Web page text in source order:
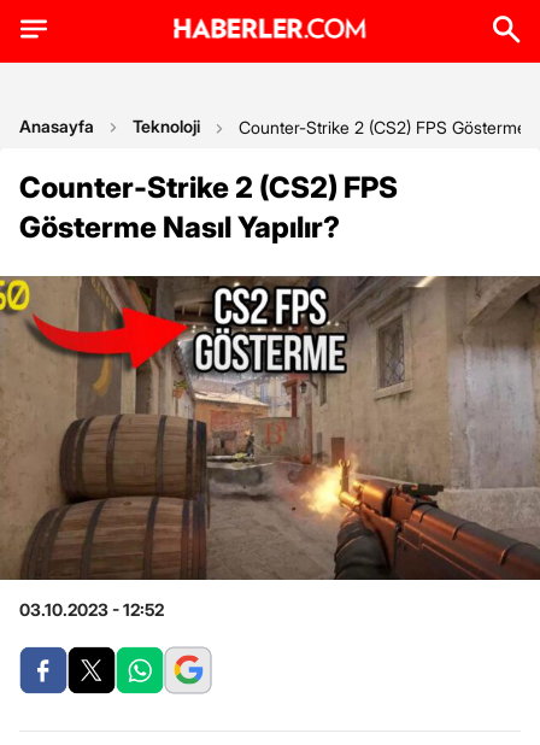
Anasayfa Teknoloji Counter-Strike 2 (CS2) FPS Gösterme
Counter-Strike 2 (CS2) FPS
Gösterme Nasıl Yapılır?
03.10.2023 - 12:52